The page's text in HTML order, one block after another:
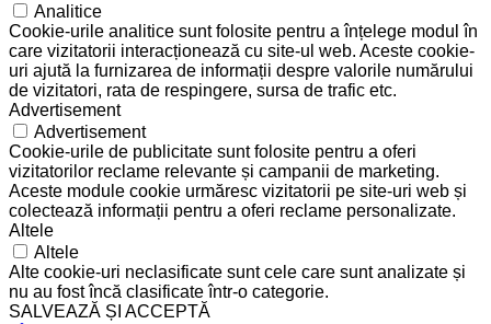
Analitice
Cookie-urile analitice sunt folosite pentru a înțelege modul în
care vizitatorii interacționează cu site-ul web. Aceste cookie-
uri ajută la furnizarea de informații despre valorile numărului
de vizitatori, rata de respingere, sursa de trafic etc.
Advertisement
Advertisement
Cookie-urile de publicitate sunt folosite pentru a oferi
vizitatorilor reclame relevante și campanii de marketing.
Aceste module cookie urmăresc vizitatorii pe site-uri web și
colectează informații pentru a oferi reclame personalizate.
Altele
Altele
Alte cookie-uri neclasificate sunt cele care sunt analizate și
nu au fost încă clasificate într-o categorie.
SALVEAZĂ ȘI ACCEPTĂ